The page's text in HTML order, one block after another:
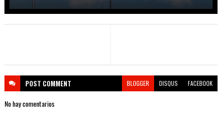
POST COMMENT BLOGGER DISQUS FACEBOOK
No hay comentarios